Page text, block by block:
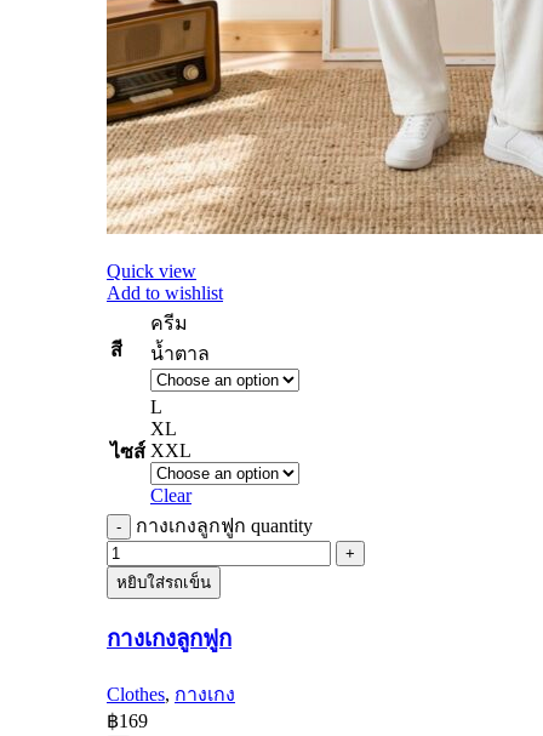
Quick view
Add to wishlist
สี
ครีม
น้ำตาล
ไซส์
L
XL
XXL
Clear
กางเกงลูกฟูก quantity
หยิบใส่รถเข็น
กางเกงลูกฟูก
Clothes, กางเกง
฿169